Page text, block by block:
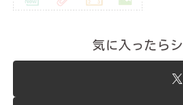
気に入ったら